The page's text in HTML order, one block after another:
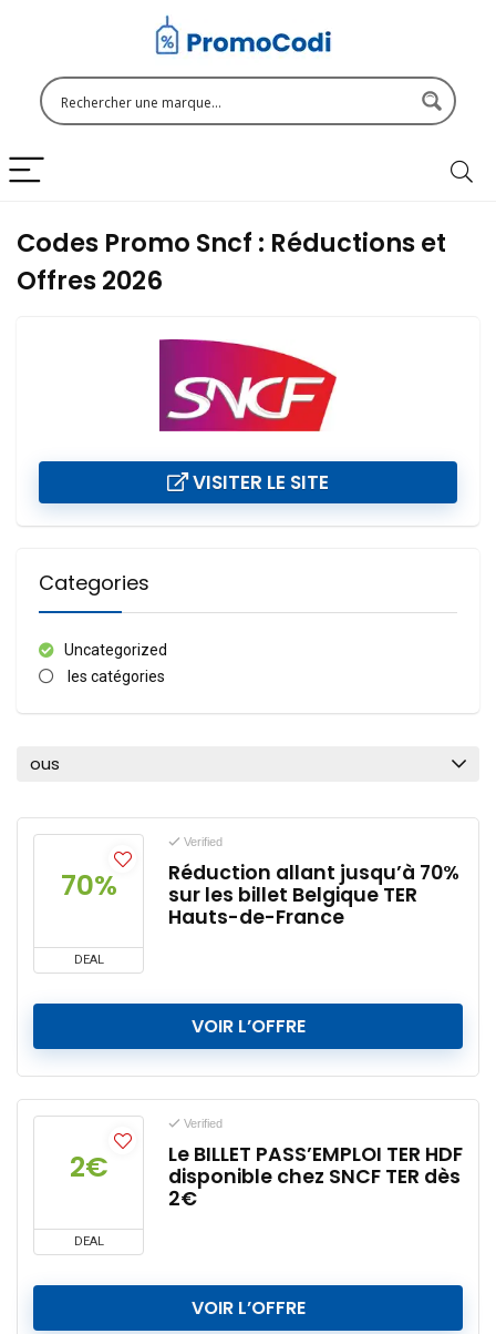
Codes Promo Sncf : Réductions et
Offres 2026
VISITER LE SITE
Categories
Uncategorized
les catégories
ous
70%
DEAL
Verified
Réduction allant jusqu’à 70%
sur les billet Belgique TER
Hauts-de-France
VOIR L’OFFRE
2€
DEAL
Verified
Le BILLET PASS’EMPLOI TER HDF
disponible chez SNCF TER dès
2€
VOIR L’OFFRE